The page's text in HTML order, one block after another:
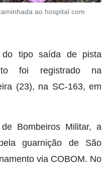
ao hospital com
tipo saída de pista
foi registrado na
(23), na SC-163, em
Bombeiros Militar, a
guarnição de São
via COBOM. No